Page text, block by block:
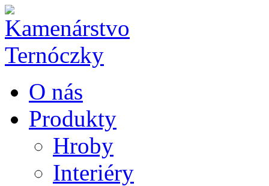
O nás
Produkty
Hroby
Interiéry